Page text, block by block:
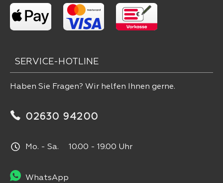
SERVICE-HOTLINE
Haben Sie Fragen? Wir helfen Ihnen gerne.
02630 94200
Mo. - Sa. 10.00 - 19.00 Uhr
WhatsApp